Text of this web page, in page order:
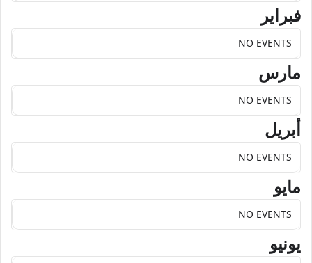
فبراير
NO EVENTS
مارس
NO EVENTS
أبريل
NO EVENTS
مايو
NO EVENTS
يونيو